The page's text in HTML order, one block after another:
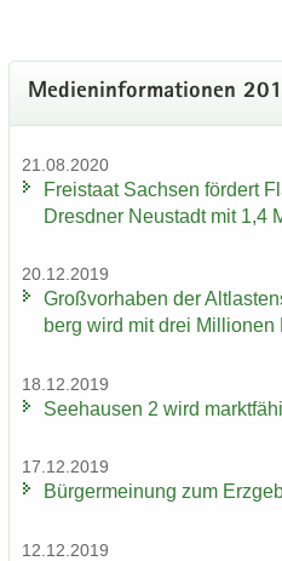
Me­di­en­in­for­ma­tio­nen
21.08.2020
Frei­staat Sach­sen för­dert
Dresd­ner Neu­stadt mit 1,4
20.12.2019
Groß­vor­ha­ben der
berg wird mit drei Mil­lio­nen
18.12.2019
See­hau­sen 2 wird
17.12.2019
Bür­ger­mei­nung zum
12.12.2019